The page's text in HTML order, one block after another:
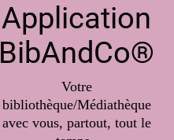
Application
BibAndCo®
Votre
bibliothèque/Médiathèque
avec vous, partout, tout le